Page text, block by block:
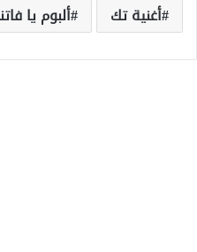
أغنية تك ألبوم يا